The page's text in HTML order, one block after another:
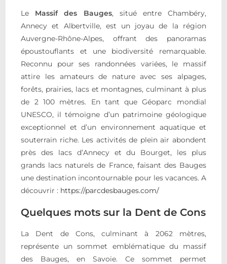
Le Massif des Bauges, situé entre Chambéry,
Annecy et Albertville, est un joyau de la région
Auvergne-Rhône-Alpes, offrant des panoramas
époustouflants et une biodiversité remarquable.
Reconnu pour ses randonnées variées, le massif
attire les amateurs de nature avec ses alpages,
forêts, prairies, lacs et montagnes, culminant à plus
de 2 100 mètres. En tant que Géoparc mondial
UNESCO, il témoigne d’un patrimoine géologique
exceptionnel et d’un environnement aquatique et
souterrain riche. Les activités de plein air abondent
près des lacs d’Annecy et du Bourget, les plus
grands lacs naturels de France, faisant des Bauges
une destination incontournable pour les vacances. A
découvrir : https://parcdesbauges.com/
Quelques mots sur la Dent de Cons
La Dent de Cons, culminant à 2062 mètres,
représente un sommet emblématique du massif
des Bauges, en Savoie. Ce sommet permet